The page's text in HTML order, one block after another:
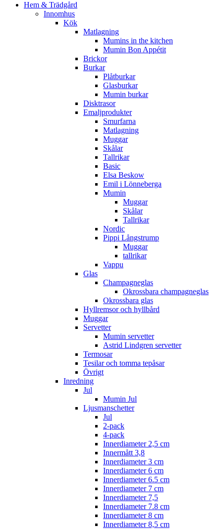
Hem & Trädgård
Innomhus
Kök
Matlagning
Mumins in the kitchen
Mumin Bon Appétit
Brickor
Burkar
Plåtburkar
Glasburkar
Mumin burkar
Disktrasor
Emaljprodukter
Smurfarna
Matlagning
Muggar
Skålar
Tallrikar
Basic
Elsa Beskow
Emil i Lönneberga
Mumin
Muggar
Skålar
Tallrikar
Nordic
Pippi Långstrump
Muggar
tallrikar
Vappu
Glas
Champagneglas
Okrossbara champagneglas
Okrossbara glas
Hyllremsor och hyllbård
Muggar
Servetter
Mumin servetter
Astrid Lindgren servetter
Termosar
Tesilar och tomma tepåsar
Övrigt
Inredning
Jul
Mumin Jul
Ljusmanschetter
Jul
2-pack
4-pack
Innerdiameter 2,5 cm
Innermått 3,8
Innerdiameter 3 cm
Innerdiameter 6 cm
Innerdiameter 6.5 cm
Innerdiameter 7 cm
Innerdiameter 7,5
Innerdiameter 7.8 cm
Innerdiameter 8 cm
Innerdiameter 8,5 cm